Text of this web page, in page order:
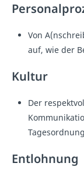
Von
auf, wie der
Kultur
Der
Entlohnung